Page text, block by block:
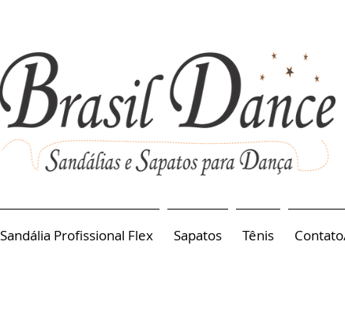
Sandália Profissional Flex Sapatos Tênis